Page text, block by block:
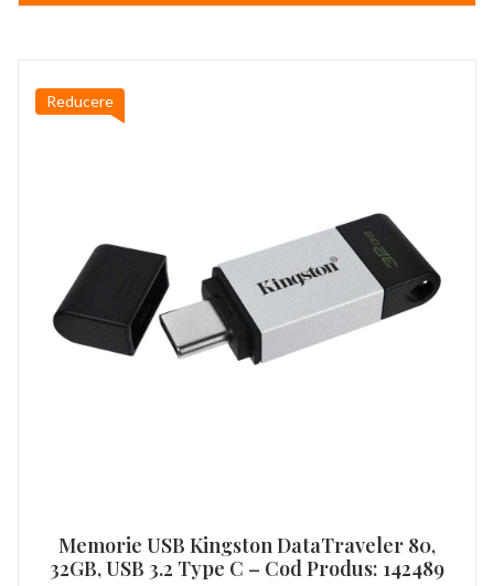
79,99 lei.
Reducere
Memorie USB Kingston DataTraveler 80,
32GB, USB 3.2 Type C – Cod Produs: 142489